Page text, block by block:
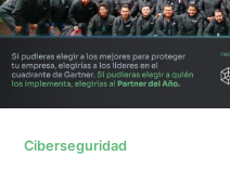
Ciberseguridad